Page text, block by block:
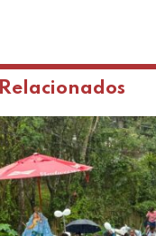
Relacionados